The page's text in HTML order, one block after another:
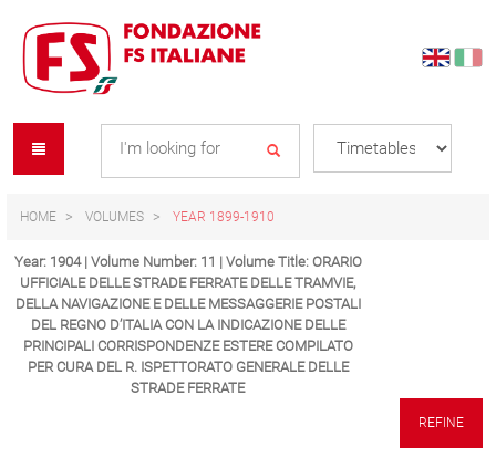
content
navigation
menu
HOME VOLUMES YEAR 1899-1910
Year: 1904 | Volume Number: 11 | Volume Title: ORARIO
UFFICIALE DELLE STRADE FERRATE DELLE TRAMVIE,
DELLA NAVIGAZIONE E DELLE MESSAGGERIE POSTALI
DEL REGNO D’ITALIA CON LA INDICAZIONE DELLE
PRINCIPALI CORRISPONDENZE ESTERE COMPILATO
PER CURA DEL R. ISPETTORATO GENERALE DELLE
STRADE FERRATE
REFINE